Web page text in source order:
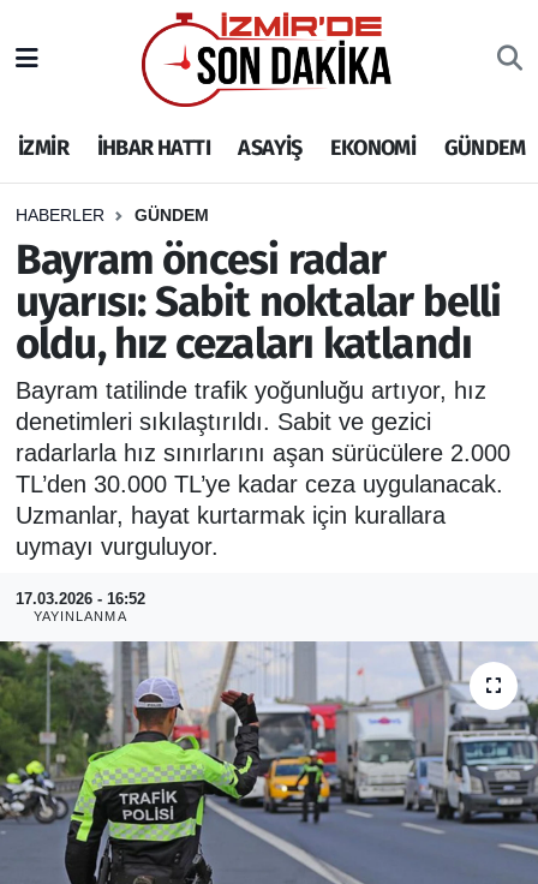
İZMİR İHBAR HATTI ASAYİŞ EKONOMİ GÜNDEM
HABERLER GÜNDEM
Bayram öncesi radar
uyarısı: Sabit noktalar belli
oldu, hız cezaları katlandı
Bayram tatilinde trafik yoğunluğu artıyor, hız
denetimleri sıkılaştırıldı. Sabit ve gezici
radarlarla hız sınırlarını aşan sürücülere 2.000
TL’den 30.000 TL’ye kadar ceza uygulanacak.
Uzmanlar, hayat kurtarmak için kurallara
uymayı vurguluyor.
17.03.2026 - 16:52
YAYINLANMA
İHBAR HATTI
DEPREM
GENEL
EKONOMİ
SİYASET
SPOR
ASAYİŞ
İzmir Nöbetçi Eczaneler
İzmir Hava Durumu
İzmir Namaz Vakitleri
İzmir Trafik Yoğunluk Haritası
Puan Durumu ve Fikstür
Tüm Manşetler
Son Dakika Haberleri
Haber Arşivi